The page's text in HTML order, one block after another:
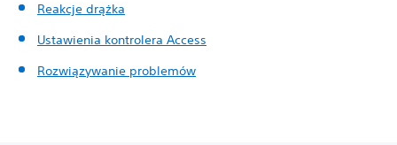
Reakcje drążka
Ustawienia kontrolera Access
Rozwiązywanie problemów